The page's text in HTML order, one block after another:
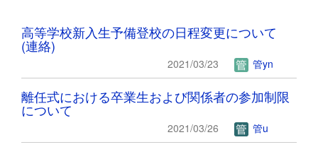
高等学校新入生予備登校の日程変更について
(連絡)
2021/03/23 管yn
離任式における卒業生および関係者の参加制限
について
2021/03/26 管u